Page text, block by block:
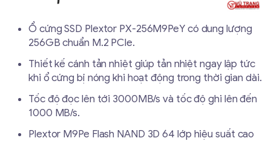
Ổ cứng SSD Plextor PX-256M9PeY có dung lượng
256GB chuẩn M.2 PCIe.
Thiết kế cánh tản nhiệt giúp tản nhiệt ngay lập tức
khi ổ cứng bị nóng khi hoạt động trong thời gian dài.
Tốc độ đọc lên tới 3000MB/s và tốc độ ghi lên đến
1000 MB/s.
Plextor M9Pe Flash NAND 3D 64 lớp hiệu suất cao